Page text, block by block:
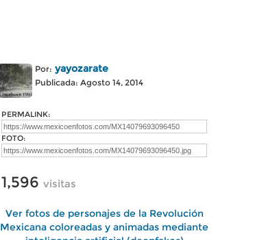
Por: yayozarate
Publicada: Agosto 14, 2014
PERMALINK:
FOTO:
1,596 visitas
Ver fotos de personajes de la Revolución
Mexicana coloreadas y animadas mediante